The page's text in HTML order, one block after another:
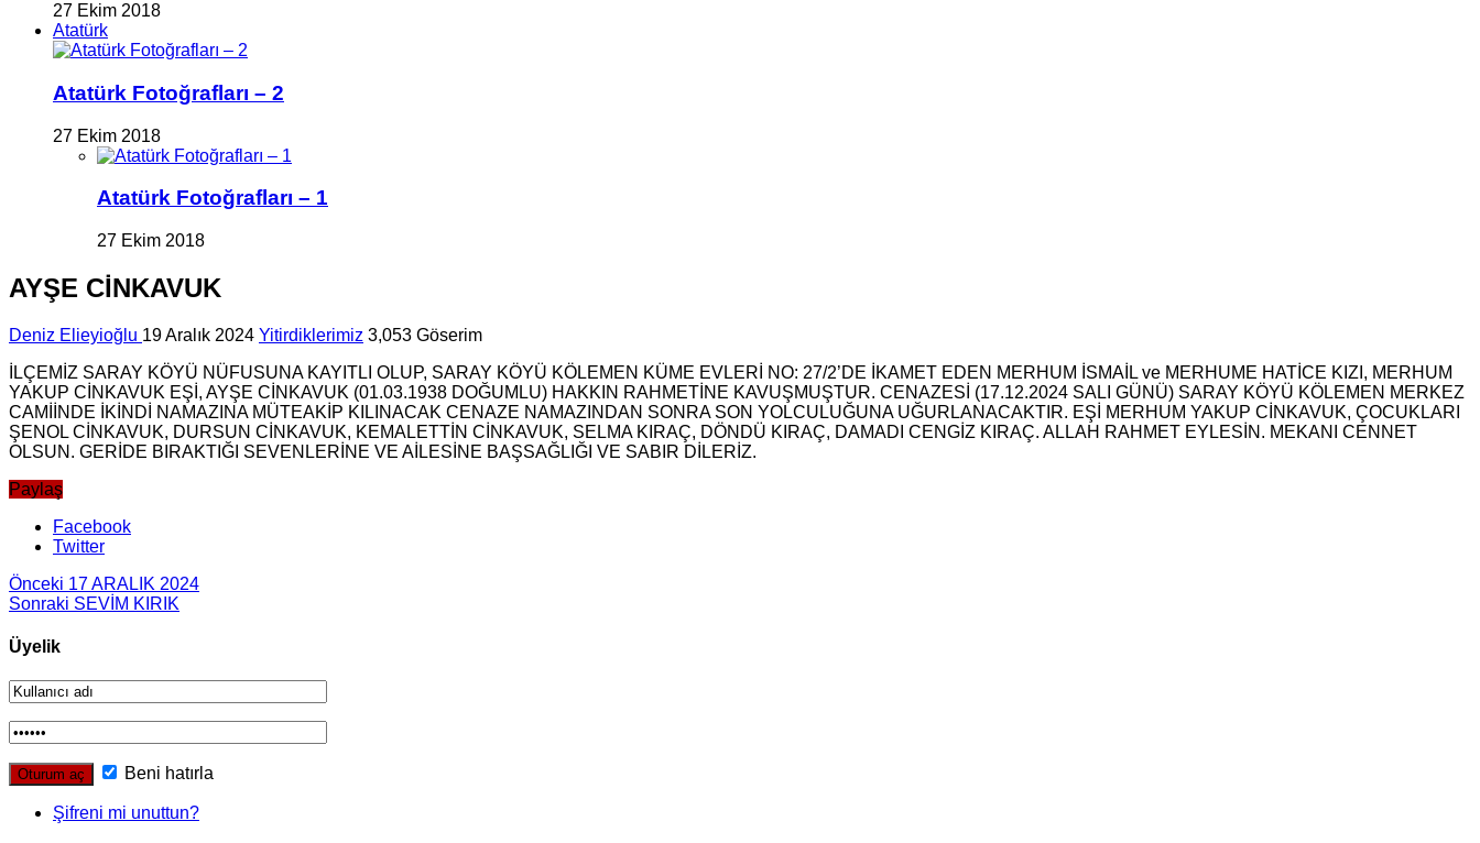
27 Ekim 2018
Atatürk
Atatürk Fotoğrafları – 2
27 Ekim 2018
Atatürk Fotoğrafları – 1
27 Ekim 2018
AYŞE CİNKAVUK
Deniz Elieyioğlu 19 Aralık 2024 Yitirdiklerimiz 3,053 Göserim
İLÇEMİZ SARAY KÖYÜ NÜFUSUNA KAYITLI OLUP, SARAY KÖYÜ KÖLEMEN KÜME EVLERİ NO: 27/2’DE İKAMET EDEN MERHUM İSMAİL ve MERHUME HATİCE KIZI, MERHUM
YAKUP CİNKAVUK EŞİ, AYŞE CİNKAVUK (01.03.1938 DOĞUMLU) HAKKIN RAHMETİNE KAVUŞMUŞTUR. CENAZESİ (17.12.2024 SALI GÜNÜ) SARAY KÖYÜ KÖLEMEN MERKEZ
CAMİİNDE İKİNDİ NAMAZINA MÜTEAKİP KILINACAK CENAZE NAMAZINDAN SONRA SON YOLCULUĞUNA UĞURLANACAKTIR. EŞİ MERHUM YAKUP CİNKAVUK, ÇOCUKLARI
ŞENOL CİNKAVUK, DURSUN CİNKAVUK, KEMALETTİN CİNKAVUK, SELMA KIRAÇ, DÖNDÜ KIRAÇ, DAMADI CENGİZ KIRAÇ. ALLAH RAHMET EYLESİN. MEKANI CENNET
OLSUN. GERİDE BIRAKTIĞI SEVENLERİNE VE AİLESİNE BAŞSAĞLIĞI VE SABIR DİLERİZ.
Paylaş
Facebook
Twitter
Önceki 17 ARALIK 2024
Sonraki SEVİM KIRIK
Üyelik
Beni hatırla
Şifreni mi unuttun?